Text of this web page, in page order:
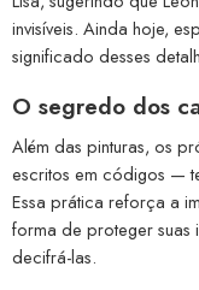
invisíveis. Ainda hoje,
significado desses
O segredo dos
Além das pinturas, os
escritos em códigos —
Essa prática reforça a
forma de proteger suas
decifrá-las.